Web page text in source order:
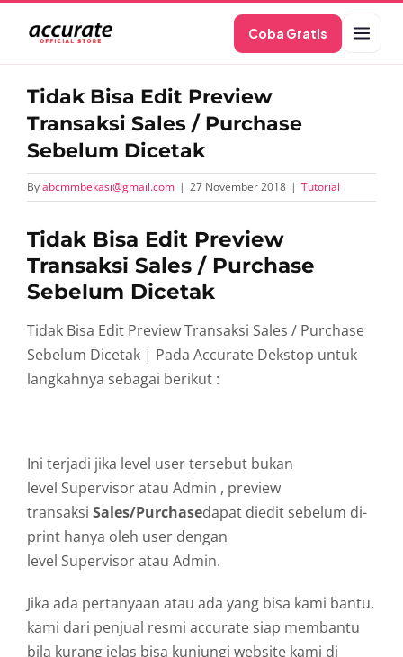
content
Coba Gratis
Tidak Bisa Edit Preview
Transaksi Sales / Purchase
Sebelum Dicetak
Byabcmmbekasi@gmail.com | 27 November 2018 | Tutorial
Tidak Bisa Edit Preview
Transaksi Sales / Purchase
Sebelum Dicetak
Tidak Bisa Edit Preview Transaksi Sales / Purchase
Sebelum Dicetak | Pada Accurate Dekstop untuk
langkahnya sebagai berikut :
Ini terjadi jika level user tersebut bukan
level Supervisor atau Admin , preview
transaksi Sales/Purchasedapat diedit sebelum di-
print hanya oleh user dengan
level Supervisor atau Admin.
Jika ada pertanyaan atau ada yang bisa kami bantu.
kami dari penjual resmi accurate siap membantu
bila kurang jelas bisa kunjungi website kami di